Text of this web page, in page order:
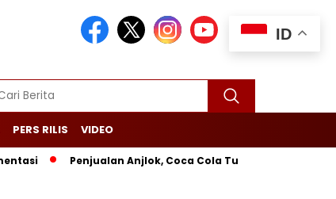
PERS RILIS VIDEO
Penjualan Anjlok, Coca Cola Tutup Pabrik di Bali
ID